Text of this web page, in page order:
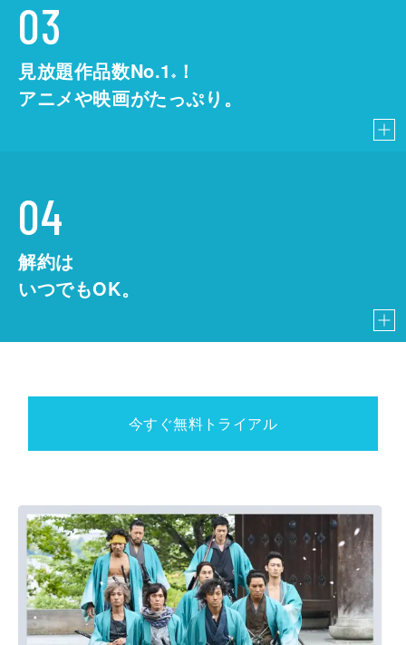
03
見放題作品数No.1 ※
！
アニメや映画がたっぷり。
04
解約は
いつでもOK。
今すぐ無料トライアル